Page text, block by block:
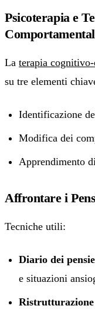
Psicoterapia e
La terapia
su tre elementi
Identificazione
Modifica dei
Apprendimento
Affrontare i
Tecniche utili:
Diario dei
e situazioni